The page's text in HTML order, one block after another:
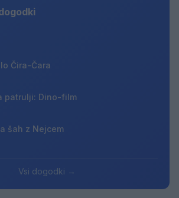
Čira-Čara
patrulji: Dino-film
šah z Nejcem
Vsi dogodki →